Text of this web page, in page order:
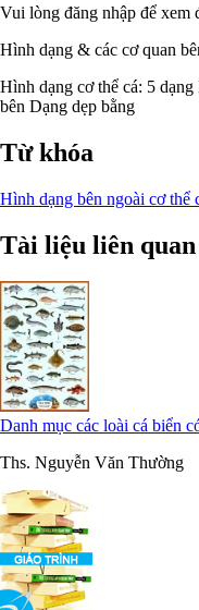
Vui lòng đăng nhập để xem
Hình dạng & các cơ quan
Hình dạng cơ thể cá: 5
bên Dạng dẹp bằng
Từ khóa
Hình dạng bên ngoài cơ thể
Tài liệu liên quan
Danh mục các loài cá biển
Ths. Nguyễn Văn Thường